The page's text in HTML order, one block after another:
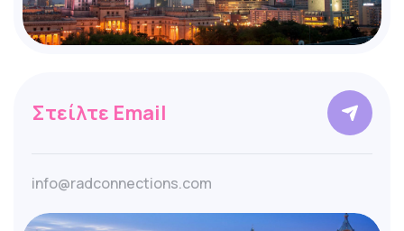
Στείλτε Email
info@radconnections.com